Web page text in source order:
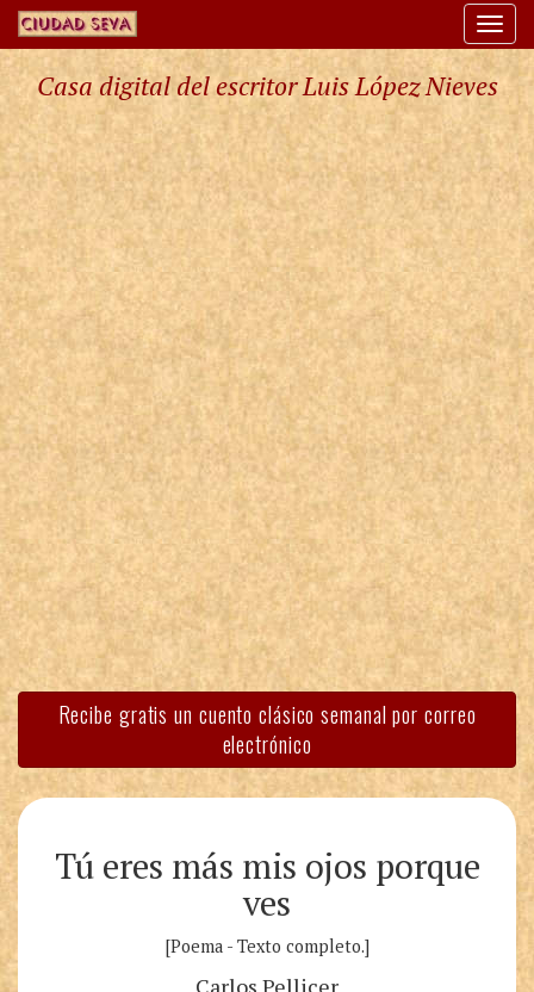
Casa digital del escritor Luis López Nieves
Recibe gratis un cuento clásico semanal por correo
electrónico
Tú eres más mis ojos porque
ves
[Poema - Texto completo.]
Carlos Pellicer